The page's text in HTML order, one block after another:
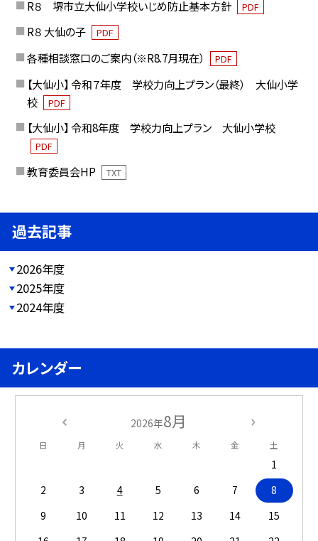
R８ 堺市立大仙小学校いじめ防止基本方針 PDF
R８ 大仙の子 PDF
各種相談窓口のご案内（※R8.7月現在） PDF
【大仙小】 令和７年度 学校力向上プラン（最終） 大仙小学
校
PDF
【大仙小】 令和8年度 学校力向上プラン 大仙小学校
PDF
教育委員会HP TXT
過去記事
2026年度
2025年度
2024年度
カレンダー
2026年8月
日 月 火 水 木 金 土
1
2
3 4 5 6 7
8
9
10 11 12 13 14
15